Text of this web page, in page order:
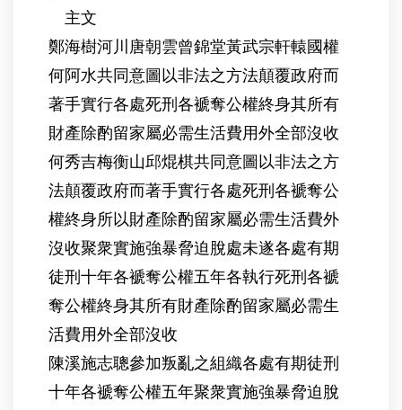
主文
鄭海樹河川唐朝雲曾錦堂黃武宗軒轅國權
何阿水共同意圖以非法之方法顛覆政府而
著手實行各處死刑各褫奪公權終身其所有
財產除酌留家屬必需生活費用外全部沒收
何秀吉梅衡山邱焜棋共同意圖以非法之方
法顛覆政府而著手實行各處死刑各褫奪公
權終身所以財產除酌留家屬必需生活費外
沒收聚衆實施強暴脅迫脫處未遂各處有期
徒刑十年各褫奪公權五年各執行死刑各褫
奪公權終身其所有財產除酌留家屬必需生
活費用外全部沒收
陳溪施志聰參加叛亂之組織各處有期徒刑
十年各褫奪公權五年聚衆實施強暴脅迫脫